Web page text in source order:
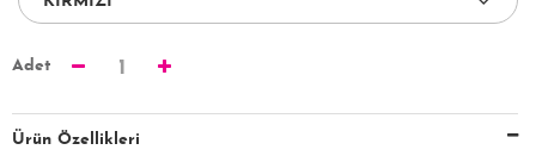
Adet 1
Ürün Özellikleri